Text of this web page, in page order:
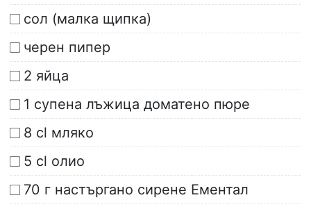
сол (малка щипка)
черен пипер
2 яйца
1 супена лъжица доматено пюре
8 cl мляко
5 cl олио
70 г настъргано сирене Ементал